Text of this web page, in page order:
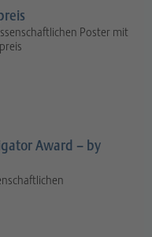
Poster mit
Award – by